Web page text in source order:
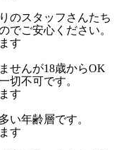
のスタッフさんたち
でご安心ください。
す
せんが18歳からOK
切不可です。
す
い年齢層です。
す